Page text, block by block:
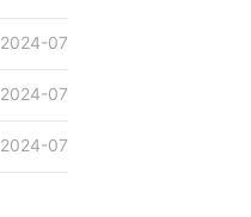
2024-07
2024-07
2024-07